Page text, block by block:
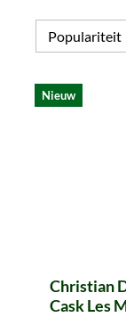
Nieuw
Christian
Cask Les